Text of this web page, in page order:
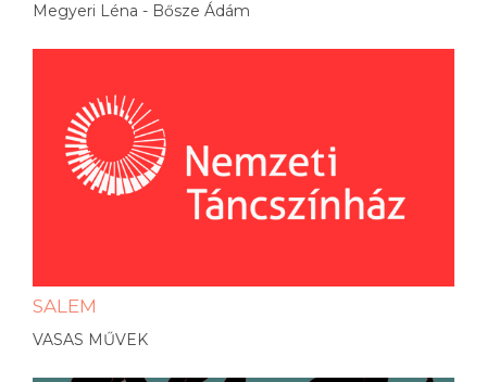
Megyeri Léna - Bősze Ádám
SALEM
VASAS MŰVEK